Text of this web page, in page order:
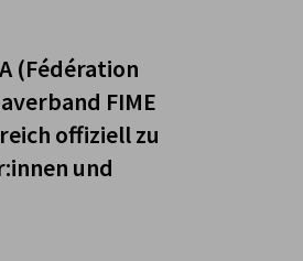
(Fédération
FIME
offiziell zu
und